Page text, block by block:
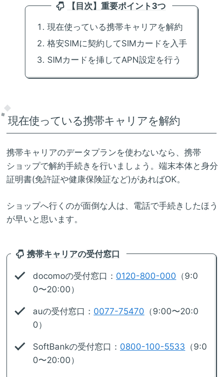
【目次】重要ポイント3つ
現在使っている携帯キャリアを解約
格安SIMに契約してSIMカードを入手
SIMカードを挿してAPN設定を行う
現在使っている携帯キャリアを解約
携帯キャリアのデータプランを使わないなら、携帯
ショップで解約手続きを行いましょう。端末本体と身分
証明書(免許証や健康保険証など)があればOK。
ショップへ行くのが面倒な人は、電話で手続きしたほう
が早いと思います。
携帯キャリアの受付窓口
docomoの受付窓口： 0120-800-000 （9:0
0〜20:00）
auの受付窓口： 0077-75470 （9:00〜20:0
0）
SoftBankの受付窓口： 0800-100-5533 （9:0
0〜20:00）